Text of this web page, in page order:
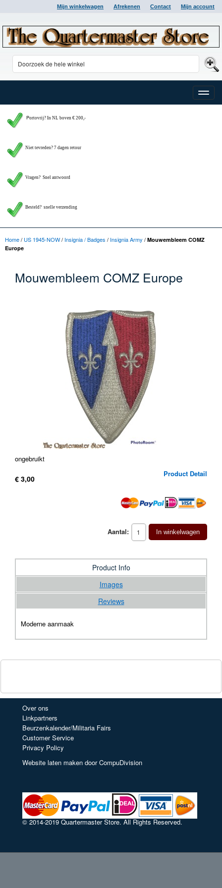
Mijn winkelwagen Afrekenen Contact Mijn account
Toggle
Portovrij? In NL boven € 200,-
Niet tevreden? 7 dagen retour
Vragen? Snel antwoord
Besteld? snelle verzending
Home/ US 1945-NOW/ Insignia / Badges / Insignia Army / Mouwembleem COMZ
Europe
Mouwembleem COMZ Europe
ongebruikt
Product Detail
€ 3,00
Aantal: In winkelwagen
Product Info
Images
Reviews
Moderne aanmaak
Over ons
Linkpartners
Beurzenkalender/Militaria Fairs
Customer Service
Privacy Policy
Website laten maken door CompuDivision
© 2014-2019 Quartermaster Store. All Rights Reserved.